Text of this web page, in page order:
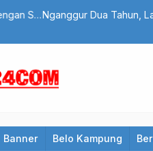
Dua Tahun, Lahan
Banner Belo Kampung